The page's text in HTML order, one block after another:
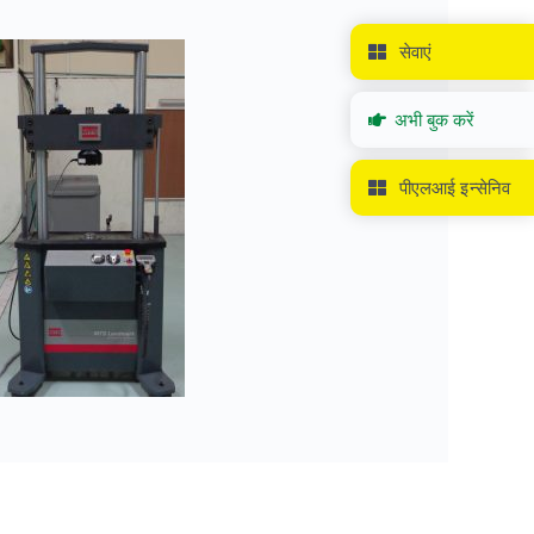
सेवाएं
अभी बुक करें
पीएलआई इन्सेनिव